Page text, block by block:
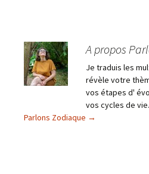
A propos
Je traduis les
révèle votre
vos étapes d'
vos cycles de vie.
Parlons Zodiaque →